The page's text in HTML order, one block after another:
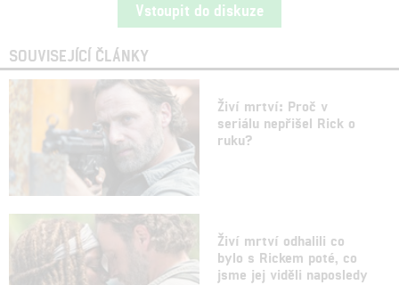
Vstoupit do diskuze
SOUVISEJÍCÍ ČLÁNKY
Živí mrtví: Proč v
seriálu nepřišel Rick o
ruku?
Živí mrtví odhalili co
bylo s Rickem poté, co
jsme jej viděli naposledy